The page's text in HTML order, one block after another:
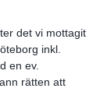
det vi mottagit
inkl.
en ev.
rätten att